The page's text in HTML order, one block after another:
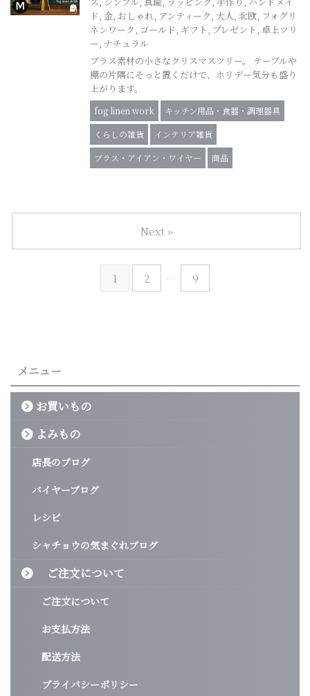
ド, 金, おしゃれ, アンティーク, 大人, 北欧, フォグリ
ネンワーク, ゴールド, ギフト, プレゼント, 卓上ツリ
ー, ナチュラル
ブラス素材の小さなクリスマスツリー。 テーブルや
棚の片隅にそっと置くだけで、ホリデー気分も盛り
上がります。
fog linen work
キッチン用品・食器・調理器具
くらしの雑貨
インテリア雑貨
ブラス・アイアン・ワイヤー
商品
1 2 … 9
Next »
メニュー
お買いもの
よみもの
店長のブログ
バイヤーブログ
レシピ
シャチョウの気まぐれブログ
ご注文について
ご注文について
お支払方法
配送方法
プライバシーポリシー